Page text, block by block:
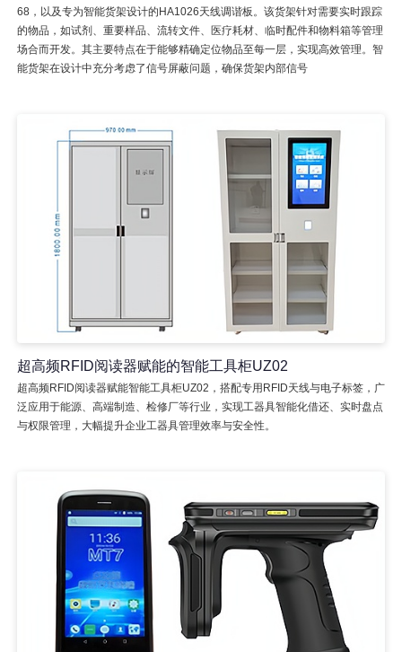
68，以及专为智能货架设计的HA1026天线调谐板。该货架针对需要实时跟踪
的物品，如试剂、重要样品、流转文件、医疗耗材、临时配件和物料箱等管理
场合而开发。其主要特点在于能够精确定位物品至每一层，实现高效管理。智
能货架在设计中充分考虑了信号屏蔽问题，确保货架内部信号
超高频RFID阅读器赋能的智能工具柜UZ02
超高频RFID阅读器赋能智能工具柜UZ02，搭配专用RFID天线与电子标签，广
泛应用于能源、高端制造、检修厂等行业，实现工器具智能化借还、实时盘点
与权限管理，大幅提升企业工器具管理效率与安全性。